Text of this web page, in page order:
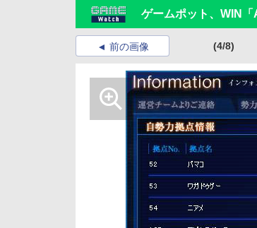
ゲームポット、WIN
前の画像 (4/8)